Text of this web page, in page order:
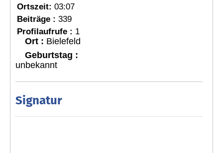
Ortszeit: 03:07
Beiträge : 339
Profilaufrufe : 1
Ort : Bielefeld
Geburtstag :
unbekannt
Signatur